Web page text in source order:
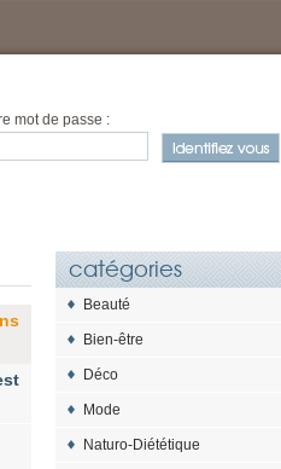
mot de passe :
catégories
Beauté
Bien-être
Déco
Mode
Naturo-Diététique